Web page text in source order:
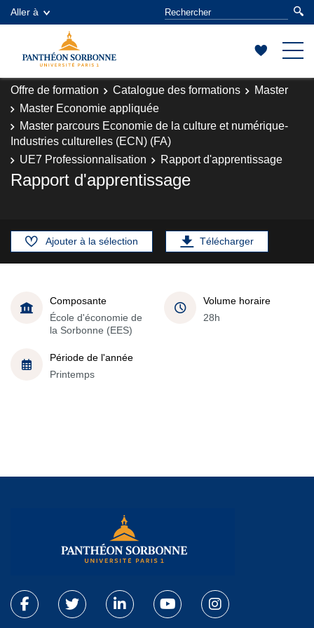
Aller à
Offre de formation Catalogue des formations
Master
Master Economie appliquée
Master parcours Economie de la culture et numérique-
Industries culturelles (ECN) (FA)
UE7 Professionnalisation
Rapport d'apprentissage
Rapport d'apprentissage
Ajouter à la sélection Télécharger
Composante
École d'économie de
la Sorbonne (EES)
Volume horaire
28h
Période de l'année
Printemps